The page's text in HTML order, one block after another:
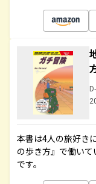
本書は4人の旅好き
の歩き方』で働い
です。